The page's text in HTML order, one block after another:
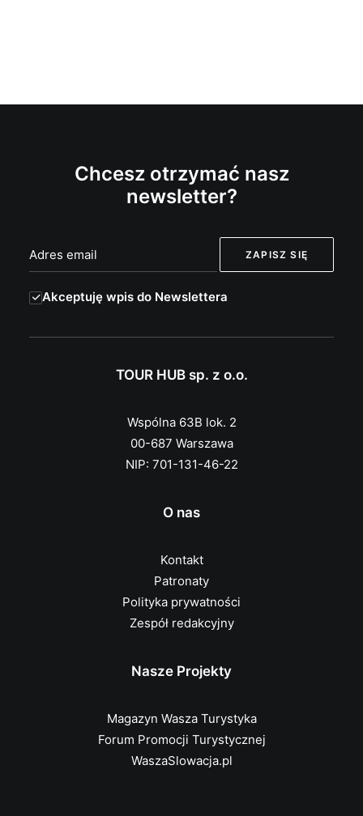
Chcesz otrzymać nasz
newsletter?
Akceptuję wpis do Newslettera
TOUR HUB sp. z o.o.
Wspólna 63B lok. 2
00-687 Warszawa
NIP: 701-131-46-22
O nas
Kontakt
Patronaty
Polityka prywatności
Zespół redakcyjny
Nasze Projekty
Magazyn Wasza Turystyka
Forum Promocji Turystycznej
WaszaSlowacja.pl